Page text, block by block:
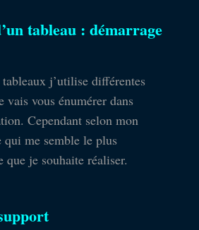
tableau : démarrage
j’utilise différentes
vais vous énumérer dans
Cependant selon mon
qui me semble le plus
je souhaite réaliser.